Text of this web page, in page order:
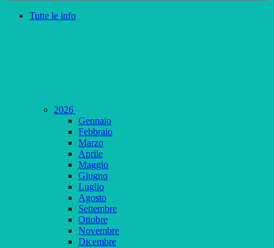
Tutte le info
2026
Gennaio
Febbraio
Marzo
Aprile
Maggio
Giugno
Luglio
Agosto
Settembre
Ottobre
Novembre
Dicembre